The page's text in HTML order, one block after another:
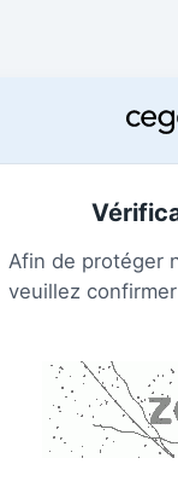
Afin de protéger
veuillez